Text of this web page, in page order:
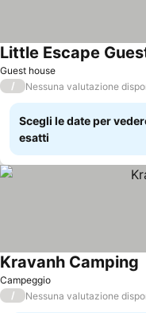
Guest house
Little Escape
/ Nessuna valutazione
Scegli le date per
esatti
Campeggio
Kravanh Camping
/ Nessuna valutazione